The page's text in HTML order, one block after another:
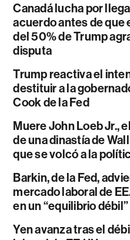
Canadá lucha por
acuerdo antes de que
del 50% de Trump
disputa
Trump reactiva el
destituir a la
Cook de la Fed
Muere John Loeb Jr.,
de una dinastía de
que se volcó a la
Barkin, de la Fed,
mercado laboral de
en un “equilibrio débil”
Yen avanza tras el